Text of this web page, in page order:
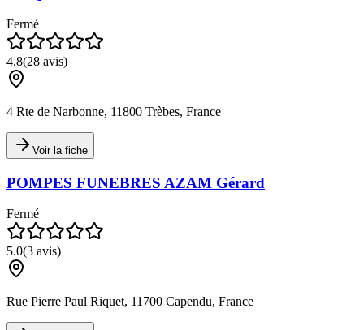
Fermé
4.8(28 avis)
4 Rte de Narbonne, 11800 Trèbes, France
Voir la fiche
POMPES FUNEBRES AZAM Gérard
Fermé
5.0(3 avis)
Rue Pierre Paul Riquet, 11700 Capendu, France